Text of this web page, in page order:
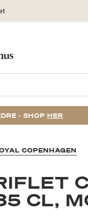
- SHOP HER
COPENHAGEN
CL,